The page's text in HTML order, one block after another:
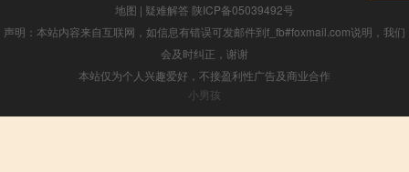
地图 | 疑难解答 陕ICP备05039492号
声明：本站内容来自互联网，如信息有错误可发邮件到f_fb#foxmail.com说明，我们
会及时纠正，谢谢
本站仅为个人兴趣爱好，不接盈利性广告及商业合作
小男孩